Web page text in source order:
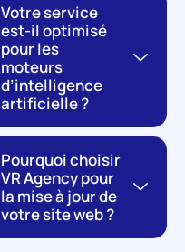
Votre service
est-il optimisé
pour les
moteurs
d’intelligence
artificielle ?
Pourquoi choisir
VR Agency pour
la mise à jour de
votre site web ?